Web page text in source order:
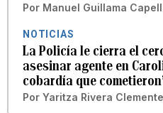
Por Manuel Guillama
NOTICIAS
La Policía le cierra el
asesinar agente en
cobardía que
Por Yaritza Rivera Clemente